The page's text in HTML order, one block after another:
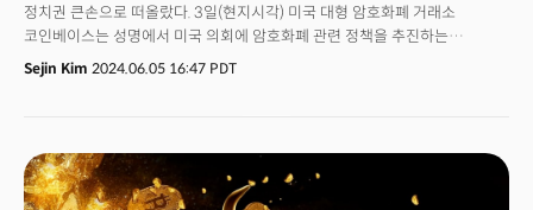
정치권 큰손으로 떠올랐다. 3일(현지시각) 미국 대형 암호화폐 거래소
코인베이스는 성명에서 미국 의회에 암호화폐 관련 정책을 추진하는
정치행동위원회(PAC)에 2500만달러를 기부한다고 밝혔다. 오픈시크릿츠
데이터에 따르면 암호화폐 관련 PAC인 ‘페어셰이크(Fairshake) PAC’에 모인
안드레센호로위츠(a16z), 크립토 결제 기업 리플도 각각 2500만달러 기부를
발표한 바 있다. 슈퍼PAC은 후보자를 지지하거나 반대하는 광고를 구입하는
방식으로 정치권에 개입할 수 있다. 액수 제한은 없다. 다만 후보자의 캠페인과
Sejin Kim 2024.06.05 16:47 PDT